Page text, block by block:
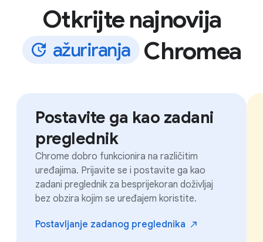
Otkrijte najnovija
ažuriranja Chromea
Postavite ga kao zadani
preglednik
Chrome dobro funkcionira na različitim
uređajima. Prijavite se i postavite ga kao
zadani preglednik za besprijekoran doživljaj
bez obzira kojim se uređajem koristite.
Postavljanje zadanog preglednika